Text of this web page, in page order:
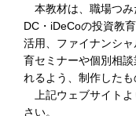
本教材は、職場つみ
DC・iDeCoの投資教
活用、ファイナンシ
育セミナーや個別相
れるよう、制作したも
上記ウェブサイトよ
さい。